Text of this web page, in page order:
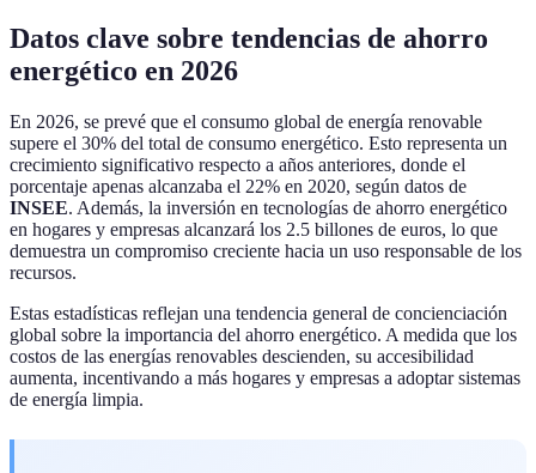
Datos clave sobre tendencias de ahorro
energético en 2026
En 2026, se prevé que el consumo global de energía renovable
supere el 30% del total de consumo energético. Esto representa un
crecimiento significativo respecto a años anteriores, donde el
porcentaje apenas alcanzaba el 22% en 2020, según datos de
INSEE. Además, la inversión en tecnologías de ahorro energético
en hogares y empresas alcanzará los 2.5 billones de euros, lo que
demuestra un compromiso creciente hacia un uso responsable de los
recursos.
Estas estadísticas reflejan una tendencia general de concienciación
global sobre la importancia del ahorro energético. A medida que los
costos de las energías renovables descienden, su accesibilidad
aumenta, incentivando a más hogares y empresas a adoptar sistemas
de energía limpia.